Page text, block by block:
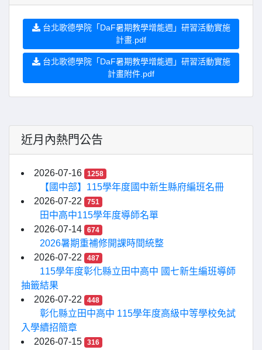
台北歌德學院「DaF暑期教學增能週」研習活動實施
計畫.pdf
台北歌德學院「DaF暑期教學增能週」研習活動實施
計畫附件.pdf
近月內熱門公告
2026-07-16 1258
【國中部】115學年度國中新生縣府編班名冊
2026-07-22
751
田中高中115學年度導師名單
2026-07-14
674
2026暑期重補修開課時間統整
2026-07-22
487
115學年度彰化縣立田中高中 國七新生編班導師
抽籤結果
2026-07-22
448
彰化縣立田中高中 115學年度高級中等學校免試
入學續招簡章
2026-07-15
316